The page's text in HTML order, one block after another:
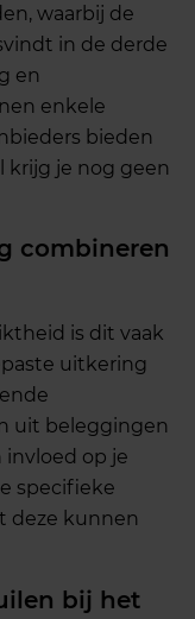
waarbij de
in de derde
en
enkele
bieden
krijg je nog geen
combineren
is dit vaak
uitkering
uit beleggingen
op je
specifieke
deze kunnen
bij het